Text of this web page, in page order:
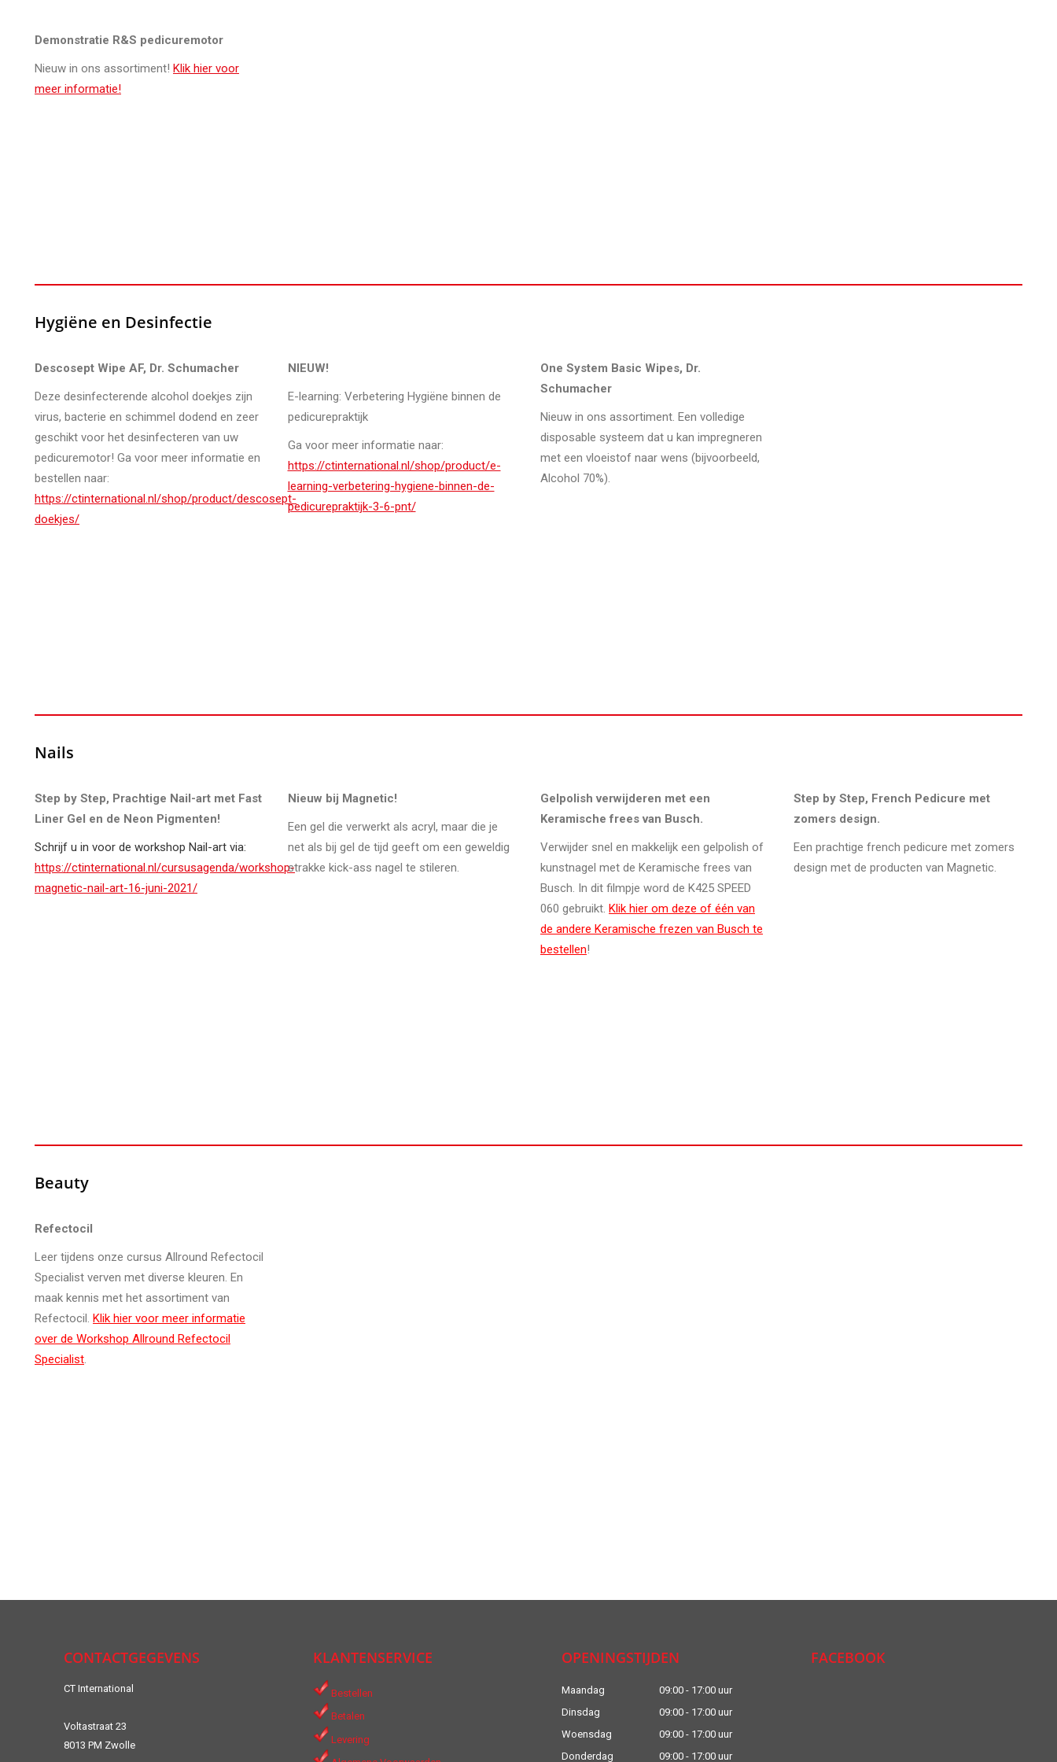
Demonstratie R&S pedicuremotor
Nieuw in ons assortiment! Klik hier voor
meer informatie!
Hygiëne en Desinfectie
Descosept Wipe AF, Dr. Schumacher
Deze desinfecterende alcohol doekjes zijn
virus, bacterie en schimmel dodend en zeer
geschikt voor het desinfecteren van uw
pedicuremotor! Ga voor meer informatie en
bestellen naar:
https://ctinternational.nl/shop/product/descosept-
doekjes/
NIEUW!
E-learning: Verbetering Hygiëne binnen de
pedicurepraktijk
Ga voor meer informatie naar:
https://ctinternational.nl/shop/product/e-
learning-verbetering-hygiene-binnen-de-
pedicurepraktijk-3-6-pnt/
One System Basic Wipes, Dr.
Schumacher
Nieuw in ons assortiment. Een volledige
disposable systeem dat u kan impregneren
met een vloeistof naar wens (bijvoorbeeld,
Alcohol 70%).
Nails
Step by Step, Prachtige Nail-art met Fast
Liner Gel en de Neon Pigmenten!
Schrijf u in voor de workshop Nail-art via:
https://ctinternational.nl/cursusagenda/workshop-
magnetic-nail-art-16-juni-2021/
Nieuw bij Magnetic!
Een gel die verwerkt als acryl, maar die je
net als bij gel de tijd geeft om een geweldig
strakke kick-ass nagel te stileren.
Gelpolish verwijderen met een
Keramische frees van Busch.
Verwijder snel en makkelijk een gelpolish of
kunstnagel met de Keramische frees van
Busch. In dit filmpje word de K425 SPEED
060 gebruikt. Klik hier om deze of één van
de andere Keramische frezen van Busch te
bestellen!
Step by Step, French Pedicure met
zomers design.
Een prachtige french pedicure met zomers
design met de producten van Magnetic.
Beauty
Refectocil
Leer tijdens onze cursus Allround Refectocil
Specialist verven met diverse kleuren. En
maak kennis met het assortiment van
Refectocil. Klik hier voor meer informatie
over de Workshop Allround Refectocil
Specialist.
CONTACTGEGEVENS
CT International
Voltastraat 23
8013 PM Zwolle
KLANTENSERVICE
Bestellen
Betalen
Levering
OPENINGSTIJDEN
Maandag
09:00 - 17:00 uur
Dinsdag
09:00 - 17:00 uur
Woensdag
09:00 - 17:00 uur
Donderdag
09:00 - 17:00 uur
FACEBOOK